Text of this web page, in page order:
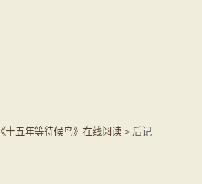
《十五年等待候鸟》在线阅读 > 后记